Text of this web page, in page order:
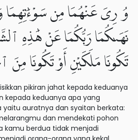
وُۥرِىَ عَنْهُمَا مِن سَوْءَٰتِهِمَا
نَهَىٰكُمَا رَبُّكُمَا عَنْ هَٰذِهِ
تَكُونَا مَلَكَيْنِ أَوْ تَكُونَا مِنَ
pikiran jahat kepada keduanya
kepada keduanya apa yang
auratnya dan syaitan berkata:
dan mendekati pohon
kamu berdua tidak menjadi